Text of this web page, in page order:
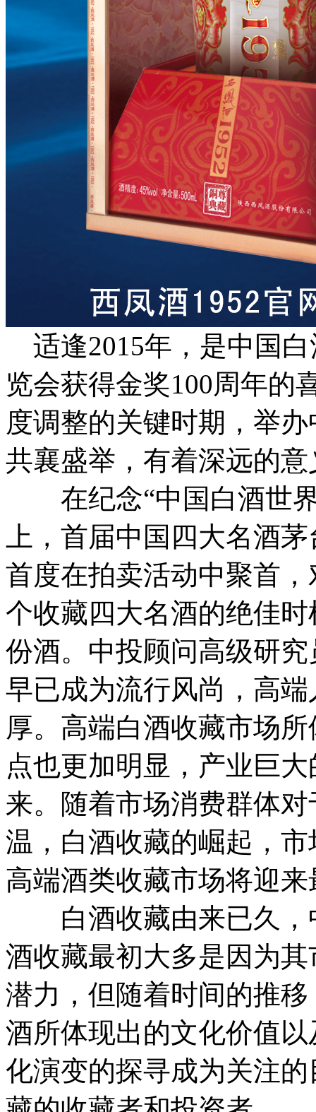
适逢2015年，是中国
览会获得金奖100周年的
度调整的关键时期，举
共襄盛举，有着深远的意
在纪念“中国白酒世界
上，首届中国四大名酒
首度在拍卖活动中聚首
个收藏四大名酒的绝佳
份酒。中投顾问高级研
早已成为流行风尚，高
厚。高端白酒收藏市场
点也更加明显，产业巨
来。随着市场消费群体
温，白酒收藏的崛起，
高端酒类收藏市场将迎
白酒收藏由来已久，
酒收藏最初大多是因为
潜力，但随着时间的推
酒所体现出的文化价值
化演变的探寻成为关注